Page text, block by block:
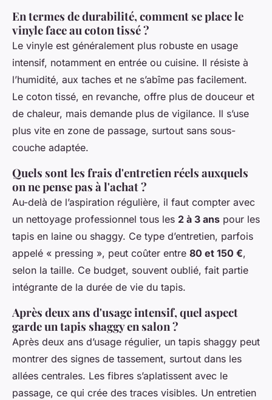
En termes de durabilité, comment se place le
vinyle face au coton tissé ?
Le vinyle est généralement plus robuste en usage
intensif, notamment en entrée ou cuisine. Il résiste à
l’humidité, aux taches et ne s’abîme pas facilement.
Le coton tissé, en revanche, offre plus de douceur et
de chaleur, mais demande plus de vigilance. Il s’use
plus vite en zone de passage, surtout sans sous-
couche adaptée.
Quels sont les frais d'entretien réels auxquels
on ne pense pas à l'achat ?
Au-delà de l’aspiration régulière, il faut compter avec
un nettoyage professionnel tous les 2 à 3 ans pour les
tapis en laine ou shaggy. Ce type d’entretien, parfois
appelé « pressing », peut coûter entre 80 et 150 €,
selon la taille. Ce budget, souvent oublié, fait partie
intégrante de la durée de vie du tapis.
Après deux ans d'usage intensif, quel aspect
garde un tapis shaggy en salon ?
Après deux ans d’usage régulier, un tapis shaggy peut
montrer des signes de tassement, surtout dans les
allées centrales. Les fibres s’aplatissent avec le
passage, ce qui crée des traces visibles. Un entretien